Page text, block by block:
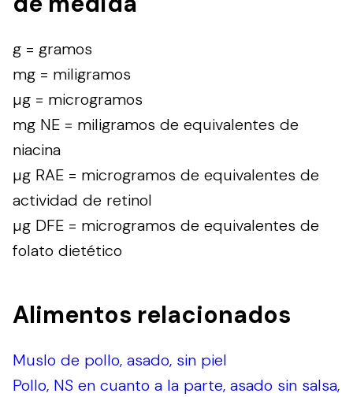
g = gramos
mg = miligramos
µg = microgramos
mg NE = miligramos de equivalentes de
niacina
µg RAE = microgramos de equivalentes de
actividad de retinol
µg DFE = microgramos de equivalentes de
folato dietético
Alimentos relacionados
Muslo de pollo, asado, sin piel
Pollo, NS en cuanto a la parte, asado sin salsa,